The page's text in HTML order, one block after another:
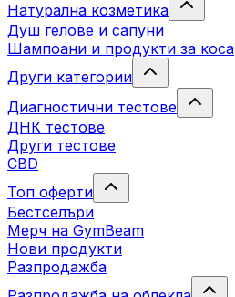
Натурална козметика
Душ гелове и сапуни
Шампоани и продукти за коса
Други категории
Диагностични тестове
ДНК тестове
Други тестове
CBD
Топ оферти
Бестселъри
Мерч на GymBeam
Нови продукти
Разпродажба